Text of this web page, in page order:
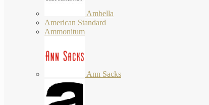
Ambella
American Standard
Ammonitum
Ann Sacks